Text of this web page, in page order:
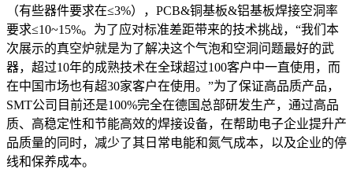
（有些器件要求在≤3%），PCB&铜基板&铝基板焊接空洞率
要求≤10~15%。为了应对标准差距带来的技术挑战，“我们本
次展示的真空炉就是为了解决这个气泡和空洞问题最好的武
器，超过10年的成熟技术在全球超过100客户中一直使用，而
在中国市场也有超30家客户在使用。”为了保证高品质产品，
SMT公司目前还是100%完全在德国总部研发生产，通过高品
质、高稳定性和节能高效的焊接设备，在帮助电子企业提升产
品质量的同时，减少了其日常电能和氮气成本，以及企业的停
线和保养成本。